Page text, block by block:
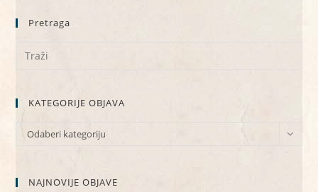
Pretraga
KATEGORIJE OBJAVA
KATEGORIJE
Odaberi kategoriju
NAJNOVIJE OBJAVE